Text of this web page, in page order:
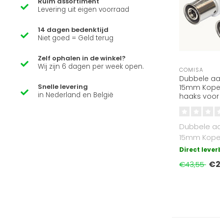
Levering uit eigen voorraad
14 dagen bedenktijd
Niet goed = Geld terug
Zelf ophalen in de winkel?
Wij zijn 6 dagen per week open.
Snelle levering
in Nederland en België
COMISA
Dubbele
15mm
haaks
Dubbele
15mm
haaks voor
koudwater..
Direct
€43,55